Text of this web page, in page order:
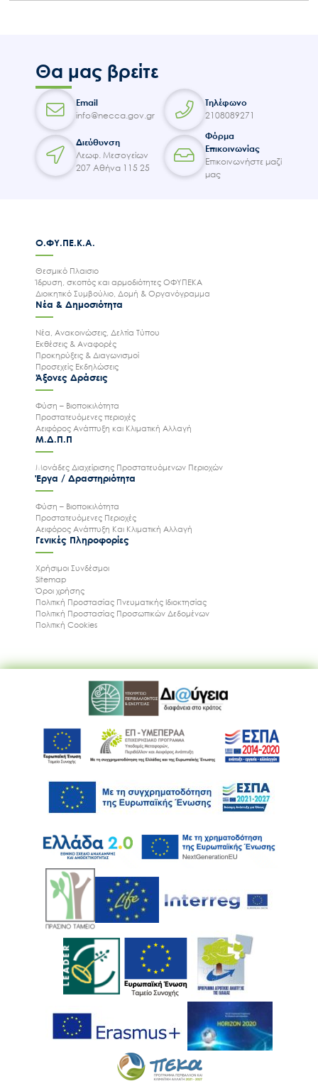
Ακολουθήστε μας
Θα μας βρείτε
Email
info@necca.gov.gr
Τηλέφωνο
2108089271
Διεύθυνση
Λεωφ. Μεσογείων
207 Αθήνα 115 25
Φόρμα
Επικοινωνίας
Επικοινωνήστε μαζί
μας
Ο.ΦΥ.ΠΕ.Κ.Α.
Θεσμικό Πλαισιο
Ίδρυση, σκοπός και αρμοδιότητες ΟΦΥΠΕΚΑ
Διοικητικό Συμβούλιο, Δομή & Οργανόγραμμα
Νέα & Δημοσιότητα
Νέα, Ανακοινώσεις, Δελτία Τύπου
Εκθέσεις & Αναφορές
Προκηρύξεις & Διαγωνισμοί
Προσεχείς Εκδηλώσεις
Άξονες Δράσεις
Φύση – Βιοποικιλότητα
Προστατευόμενες περιοχές
Αειφόρος Ανάπτυξη και Κλιματική Αλλαγή
Μ.Δ.Π.Π
Μονάδες Διαχείρισης Προστατευόμενων Περιοχών
Έργα / Δραστηριότητα
Φύση – Βιοποικιλότητα
Προστατευόμενες Περιοχές
Αειφόρος Ανάπτυξη Και Κλιματική Αλλαγή
Γενικές Πληροφορίες
Χρήσιμοι Συνδέσμοι
Sitemap
Όροι χρήσης
Πολιτική Προστασίας Πνευματικής Ιδιοκτησίας
Πολιτική Προστασίας Προσωπικών Δεδομένων
Πολιτική Cookies